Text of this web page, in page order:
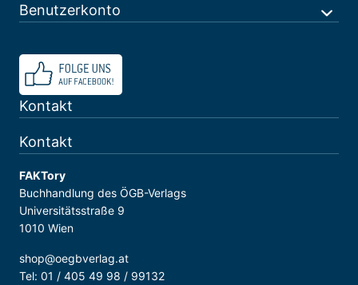
Benutzerkonto
Kontakt
Kontakt
FAKTory
Buchhandlung des ÖGB-Verlags
Universitätsstraße 9
1010 Wien
shop@oegbverlag.at
Tel: 01 / 405 49 98 / 99132